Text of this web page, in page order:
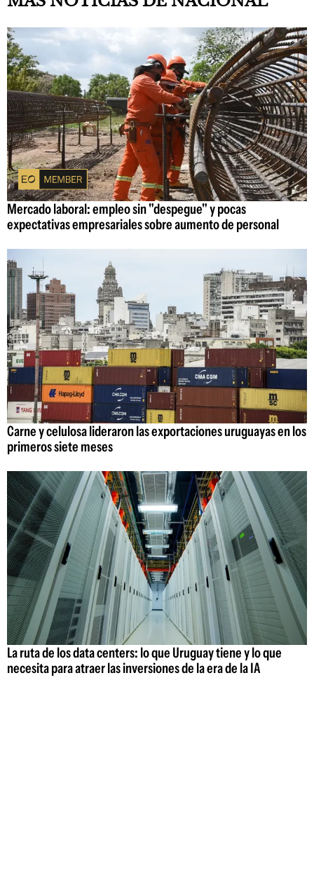
Mercado laboral: empleo sin "despegue" y pocas
expectativas empresariales sobre aumento de personal
Carne y celulosa lideraron las exportaciones uruguayas en los
primeros siete meses
La ruta de los data centers: lo que Uruguay tiene y lo que
necesita para atraer las inversiones de la era de la IA